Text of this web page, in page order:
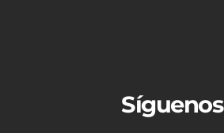
Síguenos